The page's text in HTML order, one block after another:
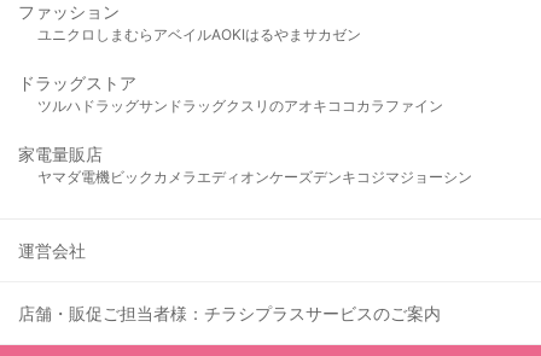
ファッション
ユニクロ しまむら アベイルAOKIはるやま サカゼン
ドラッグストア
ツルハドラッグサンドラッグクスリのアオキ ココカラファイン
家電量販店
ヤマダ電機ビックカメラ エディオンケーズデンキ コジマジョーシン
運営会社
店舗・販促ご担当者様：チラシプラスサービスのご案内